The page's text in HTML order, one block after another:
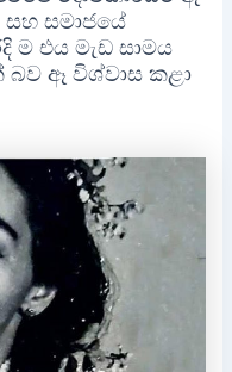
සමාජයේ
එය මැඩ සාමය
බව ඈ විශ්වාස කළා